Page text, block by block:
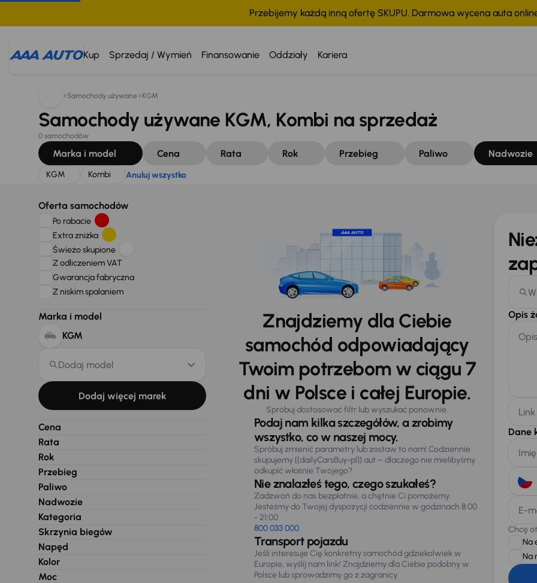
Przebijemy każdą inną ofertę SKUPU. Darmowa wycena auta
Kup Sprzedaj / Wymień Finansowanie Oddziały Kariera
Szukam: Anuluj wszystko
Samochody używane KGM
Samochody używane KGM, Kombi na sprzedaż
0 samochodów
Marka i model Cena Rata Rok Przebieg Paliwo Nadwozie
KGM Kombi Anuluj wszystko
Oferta samochodów
Po rabacie
Extra zniżka
Świeżo skupione
Z odliczeniem VAT
Gwarancja fabryczna
Z niskim spalaniem
Marka i model
KGM
Dodaj model
Dodaj więcej marek
Cena
Rata
Rok
Przebieg
Paliwo
Nadwozie
Kategoria
Skrzynia biegów
Napęd
Kolor
Moc
Znajdziemy dla Ciebie
samochód odpowiadający
Twoim potrzebom w ciągu 7
dni w Polsce i całej Europie.
Spróbuj dostosować filtr lub wyszukać ponownie.
Podaj nam kilka szczegółów, a zrobimy
wszystko, co w naszej mocy.
Spróbuj zmienić parametry lub zostaw to nam! Codziennie
skupujemy [[dailyCarsBuy-pl]] aut – dlaczego nie mielibyśmy
odkupić właśnie Twojego?
Nie znalazłeś tego, czego szukałeś?
Zadzwoń do nas bezpłatnie, a chętnie Ci pomożemy.
Jesteśmy do Twojej dyspozycji codziennie w godzinach 8:00
- 21:00
800 033 000
Transport pojazdu
Jeśli interesuje Cię konkretny samochód gdziekolwiek w
Europie, wyślij nam link! Znajdziemy dla Ciebie podobny w
Polsce lub sprowadzimy go z zagranicy.
Opis
Dane
E-
Chcę
Na
Na